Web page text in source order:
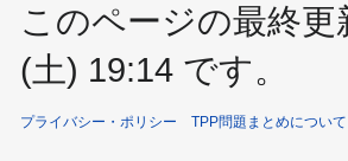
このページの最終
(土) 19:14 です。
プライバシー・ポリシー TPP問題まとめについて